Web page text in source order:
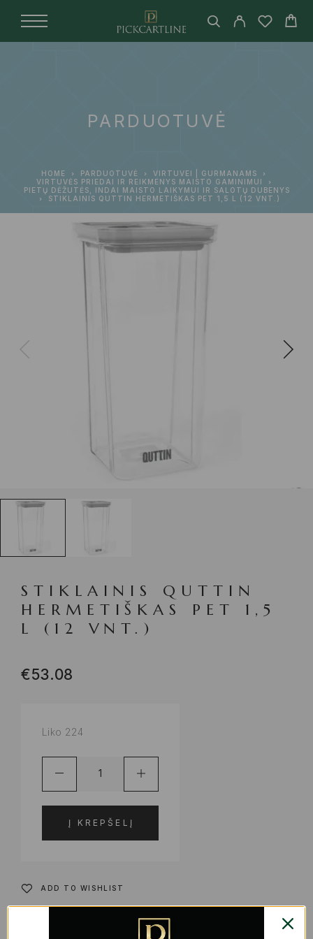
PARDUOTUVĖ
HOME PARDUOTUVĖ
VIRTUVEI | GURMANAMS
VIRTUVĖS PRIEDAI IR REIKMENYS MAISTO GAMINIMUI
PIETŲ DĖŽUTĖS, INDAI MAISTO LAIKYMUI IR SALOTŲ DUBENYS
STIKLAINIS QUTTIN HERMETIŠKAS PET 1,5 L (12 VNT.)
STIKLAINIS QUTTIN
HERMETIŠKAS PET 1,5
L (12 VNT.)
€53.08
Liko 224
Į KREPŠELĮ
ADD TO WISHLIST
S2231950